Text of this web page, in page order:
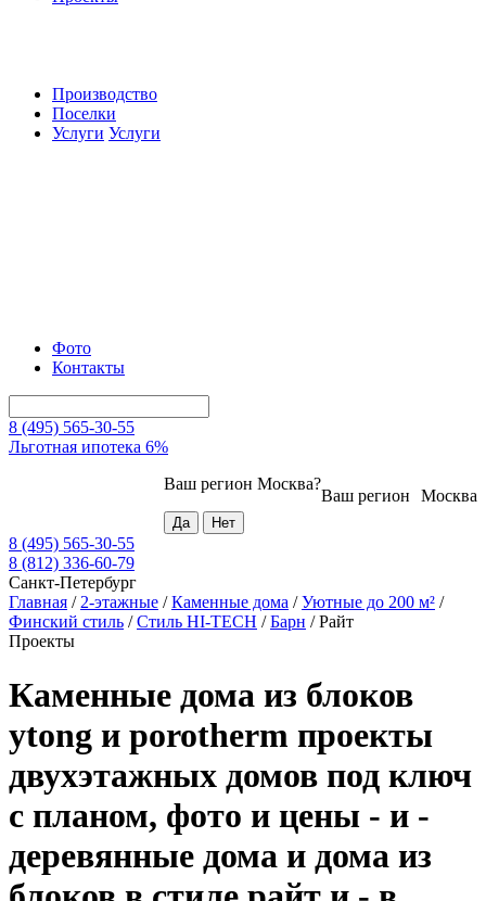
Производство
Поселки
Услуги Услуги
Фото
Контакты
8 (495) 565-30-55
Льготная ипотека 6%
Москва
Ваш регион
Ваш регион Москва?
8 (495) 565-30-55
8 (812) 336-60-79
Санкт-Петербург
Главная / 2-этажные /Каменные дома /Уютные до 200 м² /
Финский стиль /Стиль HI-TECH /Барн /Райт
Проекты
Каменные дома из блоков
ytong и porotherm проекты
двухэтажных домов под ключ
с планом, фото и цены - и -
деревянные дома и дома из